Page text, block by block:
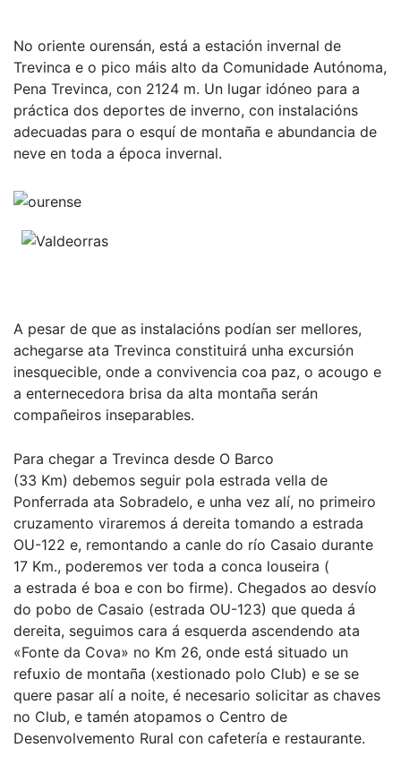
No oriente ourensán, está a estación invernal de
Trevinca e o pico máis alto da Comunidade Autónoma,
Pena Trevinca, con 2124 m. Un lugar idóneo para a
práctica dos deportes de inverno, con instalacións
adecuadas para o esquí de montaña e abundancia de
neve en toda a época invernal.
A pesar de que as instalacións podían ser mellores,
achegarse ata Trevinca constituirá unha excursión
inesquecible, onde a convivencia coa paz, o acougo e
a enternecedora brisa da alta montaña serán
compañeiros inseparables.
Para chegar a Trevinca desde O Barco
(33 Km) debemos seguir pola estrada vella de
Ponferrada ata Sobradelo, e unha vez alí, no primeiro
cruzamento viraremos á dereita tomando a estrada
OU-122 e, remontando a canle do río Casaio durante
17 Km., poderemos ver toda a conca louseira (
a estrada é boa e con bo firme). Chegados ao desvío
do pobo de Casaio (estrada OU-123) que queda á
dereita, seguimos cara á esquerda ascendendo ata
«Fonte da Cova» no Km 26, onde está situado un
refuxio de montaña (xestionado polo Club) e se se
quere pasar alí a noite, é necesario solicitar as chaves
no Club, e tamén atopamos o Centro de
Desenvolvemento Rural con cafetería e restaurante.